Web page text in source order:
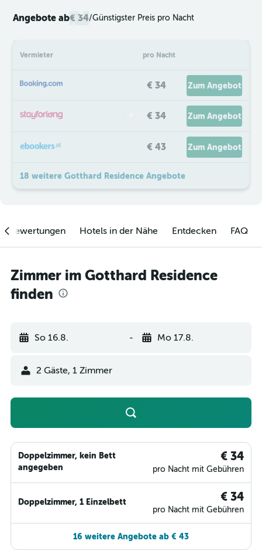
Angebote ab€ 34/Günstigster Preis pro Nacht
Vermieter pro Nacht
€ 34 Zum Angebot
€ 34 Zum Angebot
€ 43 Zum Angebot
18 weitere Gotthard Residence Angebote
Hotels in der Nähe Entdecken FAQ
Zimmer im Gotthard Residence
finden
So 16.8. - Mo 17.8.
2 Gäste, 1 Zimmer
Doppelzimmer, kein Bett
angegeben
€ 34
pro Nacht mit Gebühren
Doppelzimmer, 1 Einzelbett € 34
pro Nacht mit Gebühren
16 weitere Angebote ab € 43